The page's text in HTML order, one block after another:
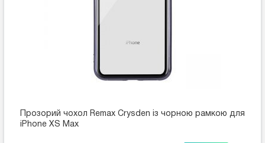
Прозорий чохол Remax Crysden із чорною рамкою для
iPhone XS Max